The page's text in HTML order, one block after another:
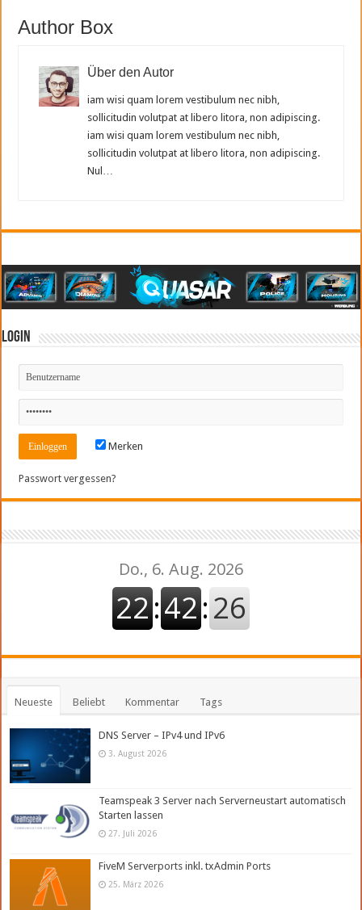
Author Box
Über den Autor
iam wisi quam lorem vestibulum nec nibh,
sollicitudin volutpat at libero litora, non adipiscing.
iam wisi quam lorem vestibulum nec nibh,
sollicitudin volutpat at libero litora, non adipiscing.
Nul…
Login
Merken
Passwort vergessen?
Neueste Beliebt Kommentar Tags
DNS Server – IPv4 und IPv6
3. August 2026
Teamspeak 3 Server nach Serverneustart automatisch
Starten lassen
27. Juli 2026
FiveM Serverports inkl. txAdmin Ports
25. März 2026